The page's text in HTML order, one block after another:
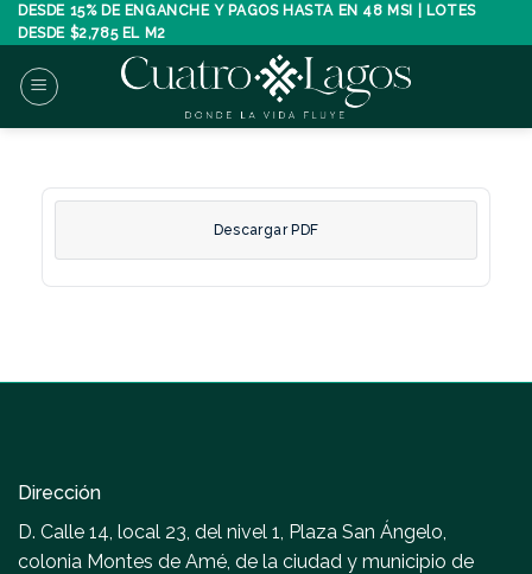
Skip
to
content
DESDE 15% DE ENGANCHE Y PAGOS HASTA EN 48 MSI | LOTES
DESDE $2,785 EL M2
Descargar PDF
Dirección
D. Calle 14, local 23, del nivel 1, Plaza San Ángelo,
colonia Montes de Amé, de la ciudad y municipio de